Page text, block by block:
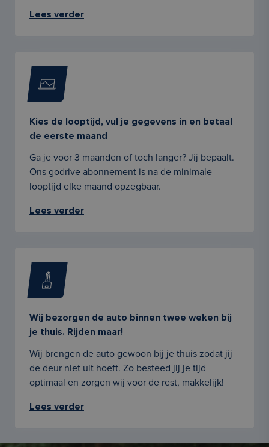
Lees verder
Kies de looptijd, vul je gegevens in en betaal
de eerste maand
Ga je voor 3 maanden of toch langer? Jij bepaalt.
Ons godrive abonnement is na de minimale
looptijd elke maand opzegbaar.
Lees verder
Wij bezorgen de auto binnen twee weken bij
je thuis. Rijden maar!
Wij brengen de auto gewoon bij je thuis zodat jij
de deur niet uit hoeft. Zo besteed jij je tijd
optimaal en zorgen wij voor de rest, makkelijk!
Lees verder